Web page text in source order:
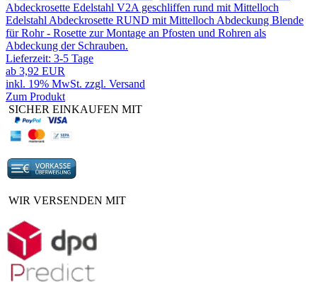
Abdeckrosette Edelstahl V2A geschliffen rund mit Mittelloch
Edelstahl Abdeckrosette RUND mit Mittelloch Abdeckung Blende
für Rohr - Rosette zur Montage an Pfosten und Rohren als
Abdeckung der Schrauben.
Lieferzeit: 3-5 Tage
ab 3,92 EUR
inkl. 19% MwSt. zzgl. Versand
Zum Produkt
SICHER EINKAUFEN MIT
WIR VERSENDEN MIT